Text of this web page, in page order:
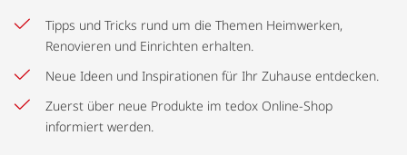
Tipps und Tricks rund um die Themen Heimwerken,
Renovieren und Einrichten erhalten.
Neue Ideen und Inspirationen für Ihr Zuhause entdecken.
Zuerst über neue Produkte im tedox Online-Shop
informiert werden.